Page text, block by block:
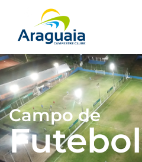
Campo de
Futebol